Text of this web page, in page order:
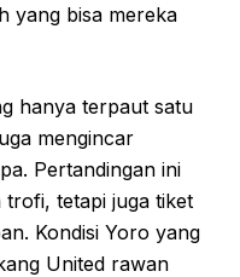
yang bisa mereka
hanya terpaut satu
mengincar
Pertandingan ini
tetapi juga tiket
Kondisi Yoro yang
United rawan